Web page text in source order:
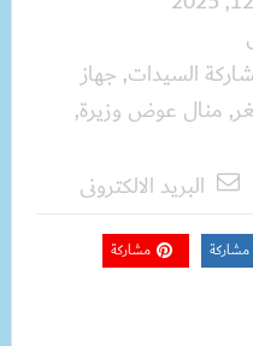
السيدات, جهاز
, منال عوض وزيرة,
البريد الالكترونى
مشاركة مشاركة